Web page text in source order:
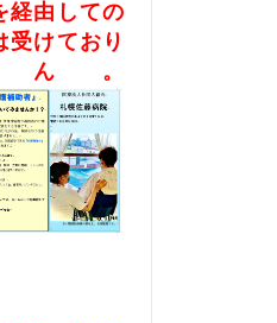
経由しての
受けており
ん。